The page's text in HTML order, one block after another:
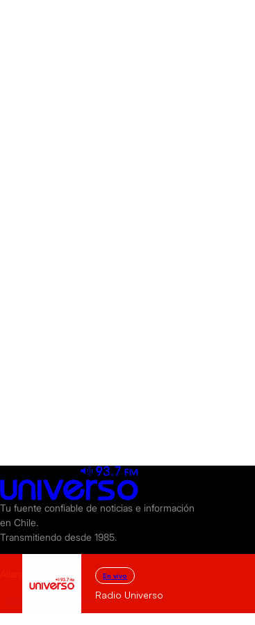
En vivo
Radio Universo
Tu fuente confiable de noticias e información
en Chile.
Transmitiendo desde 1985.